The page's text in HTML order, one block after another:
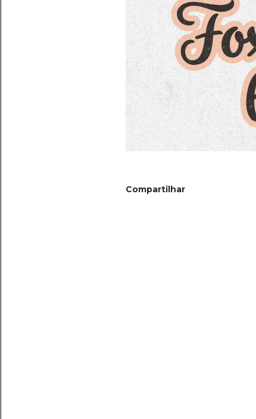
Compartilhar